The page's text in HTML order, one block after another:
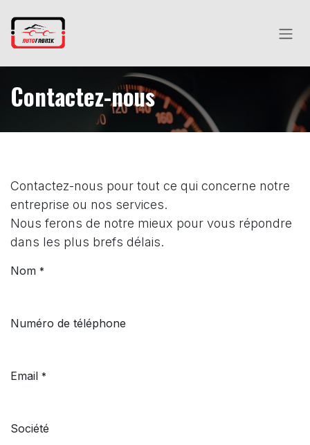
Contactez-nous
Contactez-nous pour tout ce qui concerne notre
entreprise ou nos services.
Nous ferons de notre mieux pour vous répondre
dans les plus brefs délais.
Nom *
Numéro de téléphone
Email *
Société